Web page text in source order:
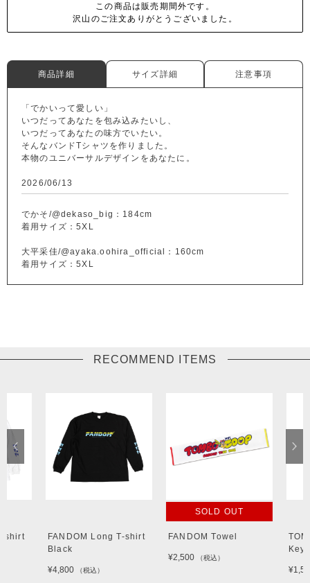
この商品は販売期間外です。
沢山のご注文ありがとうございました。
商品詳細 サイズ詳細 注意事項
「でかいって愛しい」
いつだってあなたを包み込みたいし、
いつだってあなたの味方でいたい。
そんなバンドTシャツを作りました。
本物のユニバーサルデザインをあなたに。
2026/06/13
でかそ/@dekaso_big ：184cm
着用サイズ：5XL
大平采佳/@ayaka.oohira_official
：160cm
着用サイズ：5XL
RECOMMEND ITEMS
shirt
FANDOM Long T-shirt
Black
¥4,800 （税込）
SOLD OUT
FANDOM Towel
¥2,500 （税込）
¥1,500